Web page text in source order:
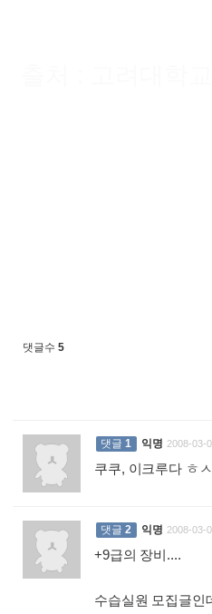
댓글수 5
댓글 1 익명 2008-03-
쿠쿠, 이크루다 ㅎ
댓글 2 익명 2008-03-
+9급의 장비....
수습실원 모집글인